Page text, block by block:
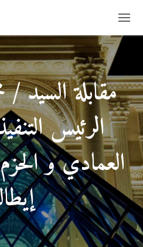
مقابلة السيد
الرئيس